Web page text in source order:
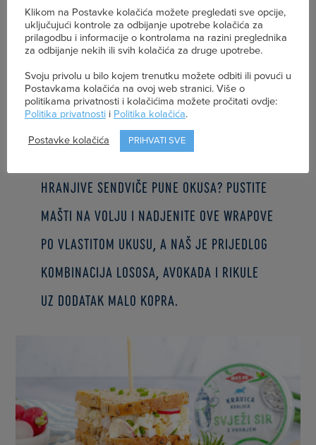
Posni sir možemo jesti u sto
kombinacija kako bismo obogatili
prehranu bjelančevinama – no jeste li
znali da se pomiješan s jajima
hranjive sendviče pune okusa? Pustite
mašti na volju i nadjenite ove wrapove
po vlastitom ukusu, a naš je prijedlog
kombinacija lososa, avokada i rikule
uz dodatak malo kopra.
Klikom na Postavke kolačića možete pregledati sve opcije,
uključujući kontrole za odbijanje upotrebe kolačića za
prilagodbu i informacije o kontrolama na razini preglednika
za odbijanje nekih ili svih kolačića za druge upotrebe.
Svoju privolu u bilo kojem trenutku možete odbiti ili povući u
Postavkama kolačića na ovoj web stranici. Više o
politikama privatnosti i kolačićima možete pročitati ovdje:
Politika privatnosti i Politika kolačića.
Postavke kolačića PRIHVATI SVE